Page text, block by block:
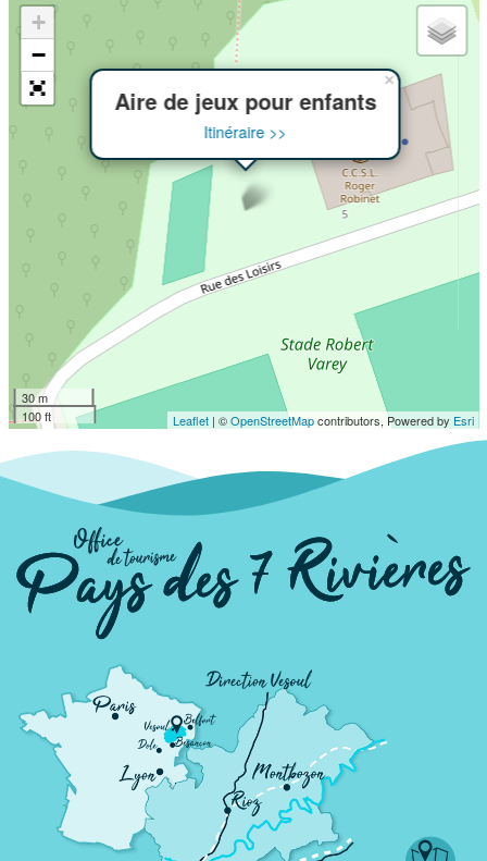
Aire de jeux pour enfants
Itinéraire >>
×
+
−
30 m
100 ft
Leaflet| ©OpenStreetMapcontributors, Powered by Esri